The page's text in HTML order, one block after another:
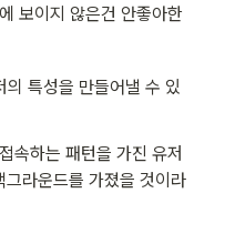
보이지 않은건 안좋아한
특성을 만들어낼 수 있
속하는 패턴을 가진 유저
라운드를 가졌을 것이라